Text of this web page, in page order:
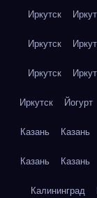
Иркутск
Иркутск
Иркутск
Иркутск Йогурт
Казань Казань
Казань Казань
Калининград